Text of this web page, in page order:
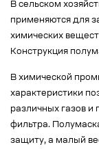
В сельском
применяются для
химических
Конструкция
В химической
характеристики
различных газов и
фильтра.
защиту, а малый